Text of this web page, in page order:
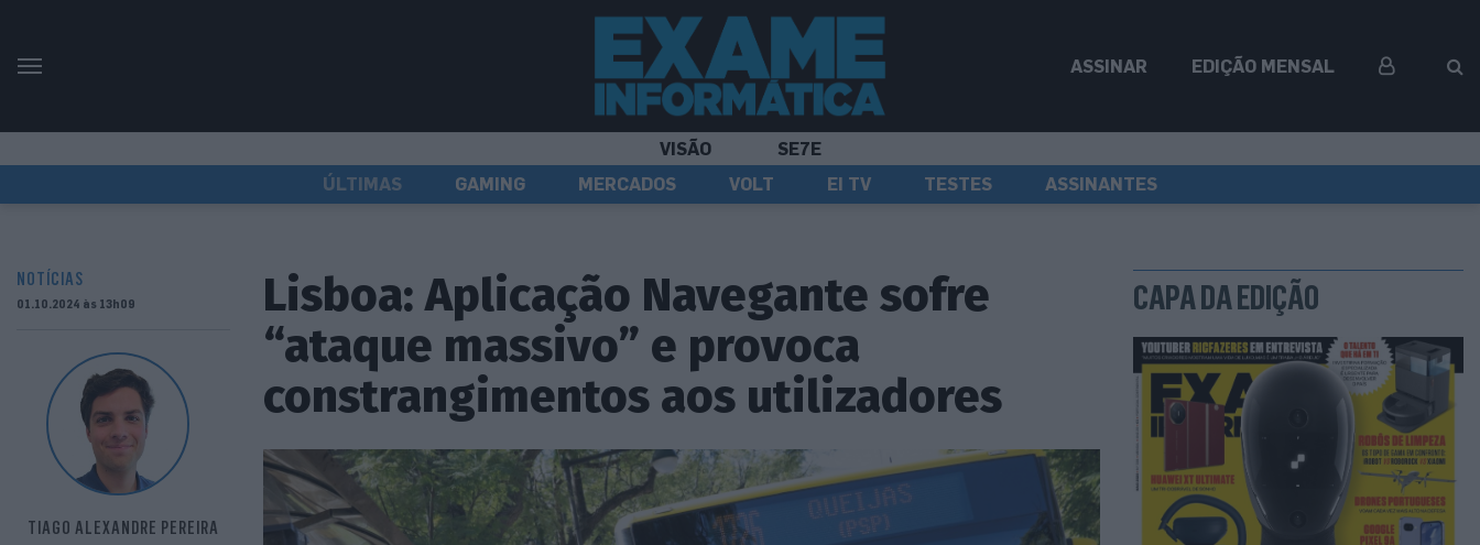
ASSINAR EDIÇÃO MENSAL
VISÃO
SE7E
ÚLTIMAS
GAMING MERCADOS VOLT EI TV TESTES ASSINANTES
NOTÍCIAS
01.10.2024 às 13h09
TIAGO ALEXANDRE PEREIRA
Lisboa: Aplicação Navegante sofre
“ataque massivo” e provoca
constrangimentos aos utilizadores
CAPA DA EDIÇÃO